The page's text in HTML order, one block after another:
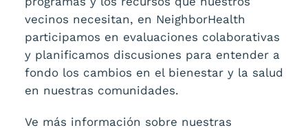
vecinos necesitan, en NeighborHealth
participamos en evaluaciones colaborativas
y planificamos discusiones para entender a
fondo los cambios en el bienestar y la salud
en nuestras comunidades.
Ve más información sobre nuestras